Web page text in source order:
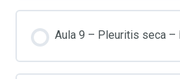
Aula 9 – Pleuritis seca –